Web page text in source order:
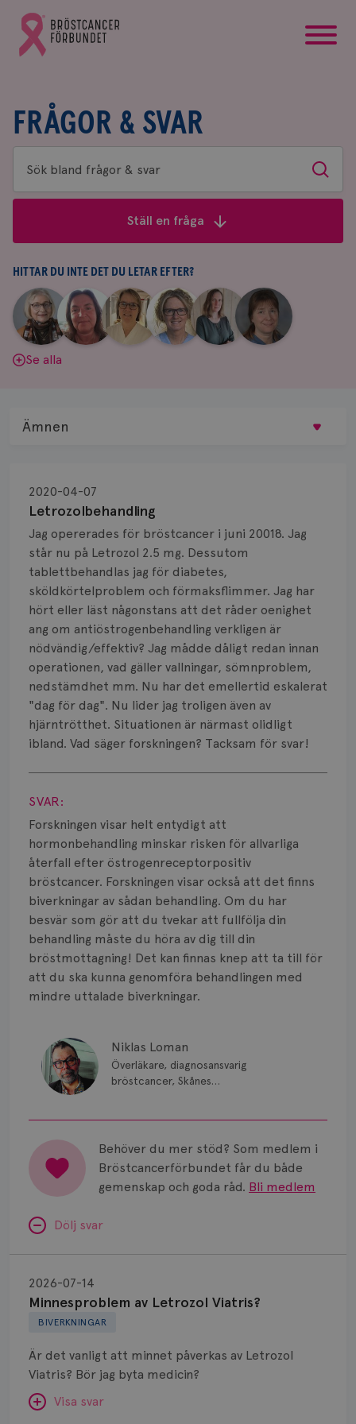
Gå
till
Bröstcancerförbundets
FRÅGOR & SVAR
Sök
bland
&
svar
Sök
Ställ en fråga
HITTAR DU INTE DET DU LETAR EFTER?
Aina
Johnsson
|
Anne
Andersson
Fredrika
Killander
|
Jeanette
Bäcklund
|
Maria
Edegran
|
Yvette
Andersson
Se alla
Letrozolbehandling
2020-04-07
Jag opererades för bröstcancer i juni 20018. Jag
står nu på Letrozol 2.5 mg. Dessutom
tablettbehandlas jag för diabetes,
sköldkörtelproblem och förmaksflimmer. Jag har
hört eller läst någonstans att det råder oenighet
ang om antiöstrogenbehandling verkligen är
nödvändig/effektiv? Jag mådde dåligt redan innan
operationen, vad gäller vallningar, sömnproblem,
nedstämdhet mm. Nu har det emellertid eskalerat
"dag för dag". Nu lider jag troligen även av
hjärntrötthet. Situationen är närmast olidligt
ibland. Vad säger forskningen? Tacksam för svar!
Visa svar
SVAR:
Forskningen visar helt entydigt att
hormonbehandling minskar risken för allvarliga
återfall efter östrogenreceptorpositiv
bröstcancer. Forskningen visar också att det finns
biverkningar av sådan behandling. Om du har
besvär som gör att du tvekar att fullfölja din
behandling måste du höra av dig till din
bröstmottagning! Det kan finnas knep att ta till för
att du ska kunna genomföra behandlingen med
mindre uttalade biverkningar.
Niklas Loman
Överläkare, diagnosansvarig
bröstcancer, Skånes
Behöver du mer stöd? Som medlem i
Bröstcancerförbundet får du både
gemenskap och goda råd. Bli medlem
Dölj svar
BIVERKNINGAR
Minnesproblem av Letrozol Viatris?
2026-07-14
Är det vanligt att minnet påverkas av Letrozol
Viatris? Bör jag byta medicin?
Visa svar
Letrozol
Viatris?
Ämnen
Biopsi
Biverkningar
Bröstvårta
Knöl
Läkemedel
Typ av bröstcancer
Smärta
Prognos
Spridd bröstcancer
Strålning
Vätska